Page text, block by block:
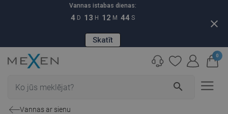
Vannas istabas dienas:
4 D 13 H 12 M 43 S
Skatīt
close
search
0
Vannas ar sienu